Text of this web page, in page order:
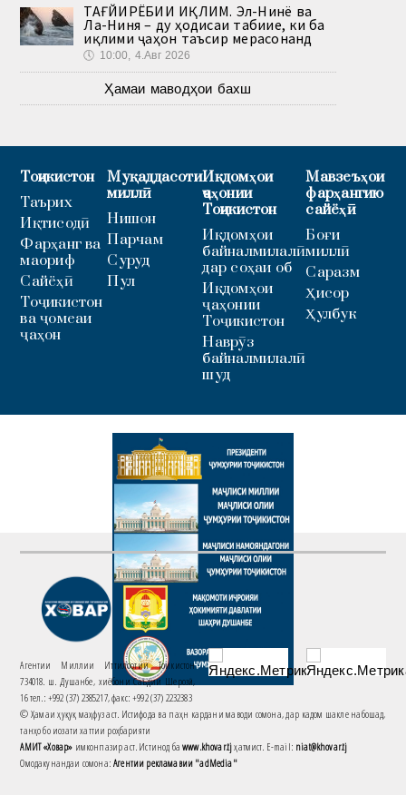
ТАҒЙИРЁБИИ ИҚЛИМ. Эл-Нинё ва
Ла-Ниня – ду ҳодисаи табиие, ки ба
иқлими ҷаҳон таъсир мерасонанд
🕔 10:00, 4.Авг 2026
Ҳамаи маводҳои бахш
Тоҷикистон
Таърих
Иқтисодӣ
Фарҳанг ва
маориф
Сайёҳӣ
Тоҷикистон
ва ҷомеаи
ҷаҳон
Муқаддасоти
миллӣ
Нишон
Парчам
Суруд
Пул
Иқдомҳои
ҷаҳонии
Тоҷикистон
Иқдомҳои
байналмилалӣ
дар соҳаи об
Иқдомҳои
ҷаҳонии
Тоҷикистон
Наврӯз
байналмилалӣ
шуд
Мавзеъҳои
фарҳангию
сайёҳӣ
Боғи
миллӣ
Саразм
Ҳисор
Ҳулбук
Агентии Миллии Иттилоотии Тоҷикистон
734018. ш. Душанбе, хиёбони Саъдии Шерозӣ,
16 тел.: +992 (37) 2385217, факс: +992 (37) 2232383
© Ҳамаи ҳуқуқ маҳфуз аст. Истифода ва паҳн кардани маводи сомона, дар кадом шакле набошад,
танҳо бо иҷозати хаттии роҳбарияти
АМИТ «Ховар» имконпазир аст. Истинод баwww.khovar.tjҳатмист. E-mail: niat@khovar.tj
Омодакунандаи сомона:Агентии рекламавии "adMedia"